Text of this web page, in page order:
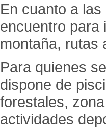
En cuanto a
encuentro para
montaña, rutas
Para quienes
dispone de
forestales,
actividades